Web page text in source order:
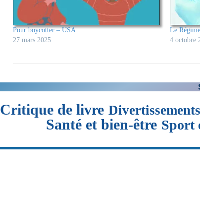
Pour boycotter – USA
27 mars 2025
Le
4 octobre
Critique de livre Divertissements
Santé et bien-être Sport